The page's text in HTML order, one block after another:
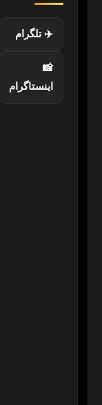
✈️ تلگرام
📸
اینستاگرام